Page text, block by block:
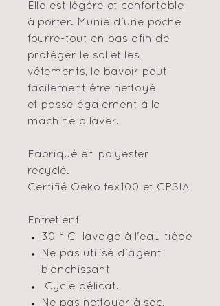
Elle est légère et confortable
à porter. Munie d'une poche
fourre-tout en bas afin de
protéger le sol et les
vêtements, le bavoir peut
facilement être nettoyé
et passe également à la
machine à laver.
Fabriqué en polyester
recyclé.
Certifié Oeko tex100 et CPSIA
Entretient
30 ° C lavage à l'eau tiède
Ne pas utilisé d'agent
blanchissant
Cycle délicat.
Ne pas nettoyer à sec.